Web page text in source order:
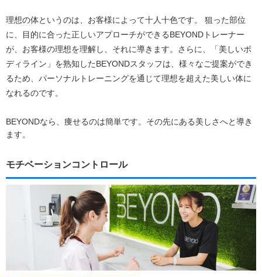
理想の体というのは、お客様によって十人十色です。 狙った部位
に、目的に合った正しいアプローチができるBEYONDトレーナー
が、お客様の理想を理解し、それに導きます。さらに、「美しいボ
ディライン」を熟知したBEYONDスタッフは、様々なご提案ができ
るため、パーソナルトレーニングを通じて理想を超えた美しい体に
なれるのです。
BEYONDなら、痩せるのは簡単です。その先にある美しさへと導き
ます。
モチベーションコントロール